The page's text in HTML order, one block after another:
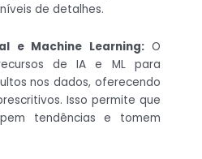
de detalhes.
e Machine Learning:O
de IA e ML para
nos dados, oferecendo
Isso permite que
tendências e tomem